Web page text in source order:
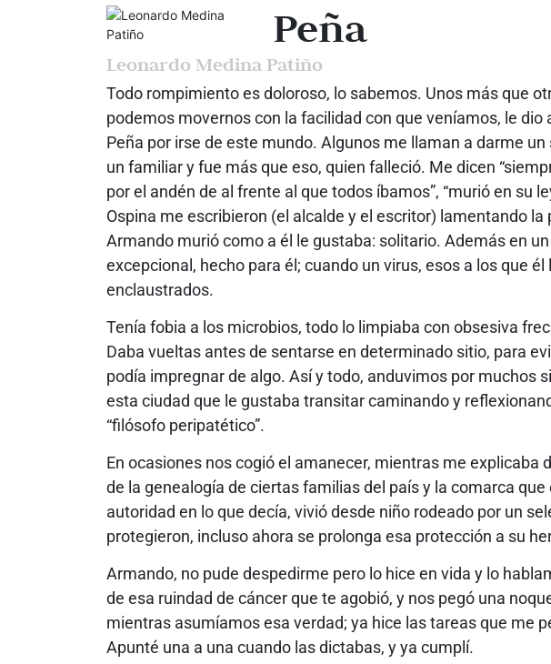
Peña
Leonardo Medina Patiño
Todo rompimiento es doloroso, lo sabemos. Unos más que
podemos movernos con la facilidad con que veníamos, le
Peña por irse de este mundo. Algunos me llaman a darme
un familiar y fue más que eso, quien falleció. Me dicen
por el andén de al frente al que todos íbamos”, “murió en su
Ospina me escribieron (el alcalde y el escritor) lamentando la
Armando murió como a él le gustaba: solitario. Además en
excepcional, hecho para él; cuando un virus, esos a los que
enclaustrados.
Tenía fobia a los microbios, todo lo limpiaba con obsesiva
Daba vueltas antes de sentarse en determinado sitio, para
podía impregnar de algo. Así y todo, anduvimos por muchos
esta ciudad que le gustaba transitar caminando y
“filósofo peripatético”.
En ocasiones nos cogió el amanecer, mientras me explicaba
de la genealogía de ciertas familias del país y la comarca
autoridad en lo que decía, vivió desde niño rodeado por un
protegieron, incluso ahora se prolonga esa protección a su
Armando, no pude despedirme pero lo hice en vida y lo
de esa ruindad de cáncer que te agobió, y nos pegó una
mientras asumíamos esa verdad; ya hice las tareas que me
Apunté una a una cuando las dictabas, y ya cumplí.